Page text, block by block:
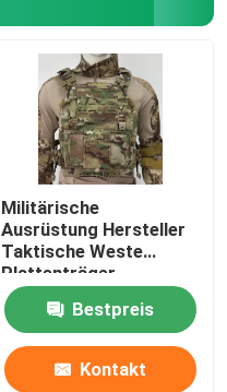
Militärische
Ausrüstung Hersteller
Taktische Weste
Plattenträger
Kugelsicher mit
militärischen
Standards NIJ IIIA
Bestpreis
Kontakt